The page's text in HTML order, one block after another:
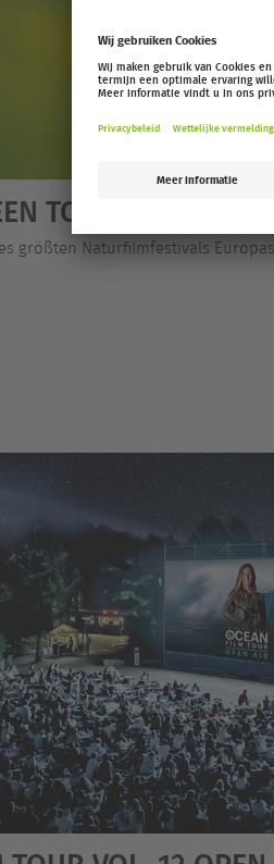
TOUR 25/26
größten Naturfilmfestivals